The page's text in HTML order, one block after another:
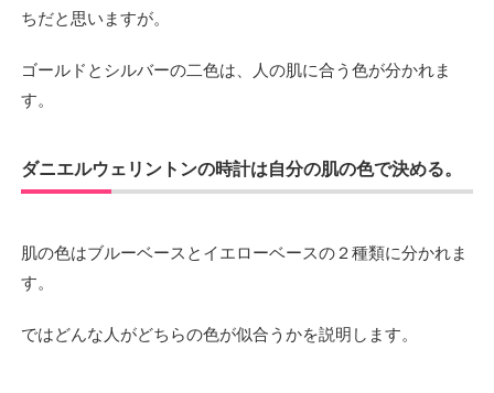
ちだと思いますが。
ゴールドとシルバーの二色は、人の肌に合う色が分かれま
す。
ダニエルウェリントンの時計は自分の肌の色で決める。
肌の色はブルーベースとイエローベースの２種類に分かれま
す。
ではどんな人がどちらの色が似合うかを説明します。